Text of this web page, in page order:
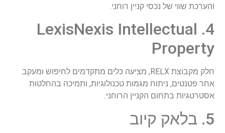
והערכת שווי של נכסי קניין רוחני.
4. LexisNexis Intellectual
Property
חלק מקבוצת RELX, מציעה כלים מתקדמים לחיפוש ומעקב
אחר פטנטים, ניתוח מגמות טכנולוגיות, ותמיכה בהחלטות
אסטרטגיות בתחום הקניין הרוחני.
5. בלאק קיוב